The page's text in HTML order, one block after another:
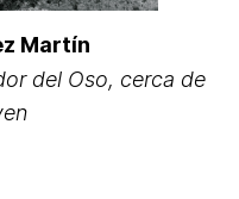
Martín
del Oso, cerca de